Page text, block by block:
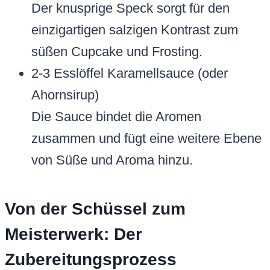
Der knusprige Speck sorgt für den
einzigartigen salzigen Kontrast zum
süßen Cupcake und Frosting.
2-3 Esslöffel Karamellsauce (oder
Ahornsirup)
Die Sauce bindet die Aromen
zusammen und fügt eine weitere Ebene
von Süße und Aroma hinzu.
Von der Schüssel zum
Meisterwerk: Der
Zubereitungsprozess